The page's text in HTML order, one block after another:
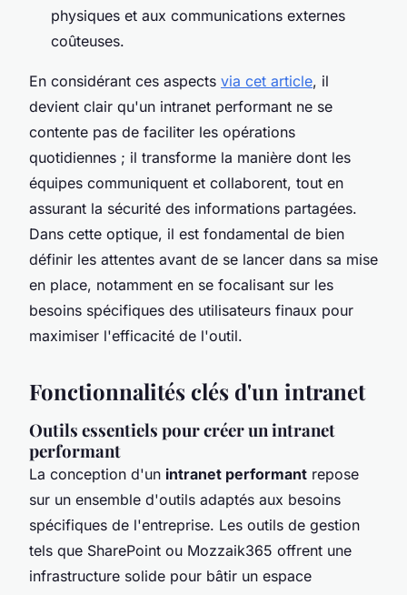
physiques et aux communications externes
coûteuses.
En considérant ces aspects via cet article, il
devient clair qu'un intranet performant ne se
contente pas de faciliter les opérations
quotidiennes ; il transforme la manière dont les
équipes communiquent et collaborent, tout en
assurant la sécurité des informations partagées.
Dans cette optique, il est fondamental de bien
définir les attentes avant de se lancer dans sa mise
en place, notamment en se focalisant sur les
besoins spécifiques des utilisateurs finaux pour
maximiser l'efficacité de l'outil.
Fonctionnalités clés d'un intranet
Outils essentiels pour créer un intranet
performant
La conception d'un intranet performant repose
sur un ensemble d'outils adaptés aux besoins
spécifiques de l'entreprise. Les outils de gestion
tels que SharePoint ou Mozzaik365 offrent une
infrastructure solide pour bâtir un espace